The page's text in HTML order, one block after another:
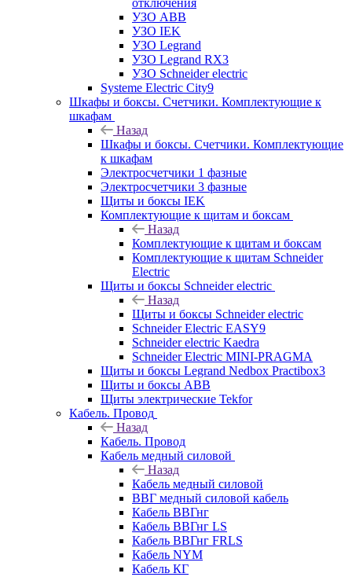
УЗО ABB
УЗО IEK
УЗО Legrand
УЗО Legrand RX3
УЗО Schneider electric
Systeme Electric City9
Шкафы и боксы. Счетчики. Комплектующие к
шкафам
Назад
Шкафы и боксы. Счетчики. Комплектующие
к шкафам
Электросчетчики 1 фазные
Электросчетчики 3 фазные
Щиты и боксы IEK
Комплектующие к щитам и боксам
Назад
Комплектующие к щитам и боксам
Комплектующие к щитам Schneider
Electric
Щиты и боксы Schneider electric
Назад
Щиты и боксы Schneider electric
Schneider Electric EASY9
Schneider electric Kaedra
Schneider Electric MINI-PRAGMA
Щиты и боксы Legrand Nedbox Practibox3
Щиты и боксы ABB
Щиты электрические Tekfor
Кабель. Провод
Назад
Кабель. Провод
Кабель медный силовой
Назад
Кабель медный силовой
ВВГ медный силовой кабель
Кабель ВВГнг
Кабель ВВГнг LS
Кабель ВВГнг FRLS
Кабель NYM
Кабель КГ